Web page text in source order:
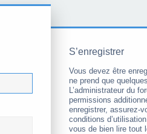
S’enregistrer
Vous devez être
ne prend que
L’administrateur du
permissions
enregistrer, assurez-
conditions
vous de bien lire tout